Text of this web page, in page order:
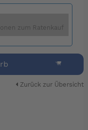
zum Ratenkauf
Zurück zur Übersicht